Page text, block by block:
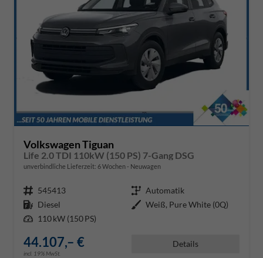
Volkswagen Tiguan
Life 2.0 TDI 110kW (150 PS) 7-Gang DSG
unverbindliche Lieferzeit: 6 Wochen Neuwagen
Fahrzeugnr. 545413 Getriebe Automatik
Kraftstoff Diesel Außenfarbe Weiß, Pure White (0Q)
Leistung 110 kW (150 PS)
44.107,– €
incl. 19% MwSt.
Details